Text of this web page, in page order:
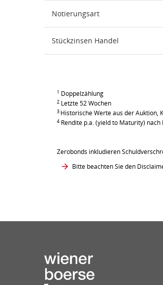
Notierungsart
Stückzinsen Handel
1 Doppelzählung
2 Letzte 52 Wochen
3 Historische Werte aus der Auktion,
4 Rendite p.a. (yield to Maturity)
Zerobonds inkludieren
Bitte beachten Sie den